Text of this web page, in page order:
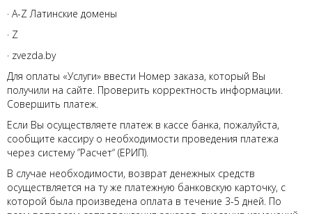
· A-Z Латинские домены
· Z
· zvezda.by
Для оплаты «Услуги» ввести Номер заказа, который Вы
получили на сайте. Проверить корректность информации.
Совершить платеж.
Если Вы осуществляете платеж в кассе банка, пожалуйста,
сообщите кассиру о необходимости проведения платежа
через систему ”Расчет“ (ЕРИП).
В случае необходимости, возврат денежных средств
осуществляется на ту же платежную банковскую карточку, с
которой была произведена оплата в течение 3-5 дней. По